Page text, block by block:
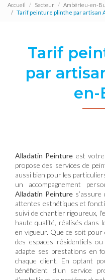
Accueil Secteur
Ambérieu-en-
Tarif peinture plinthe par artisan
Tarif
par
en-
Alladatin Peinture est votre
propose des services de
aussi bien pour les
un accompagnement
Alladatin Peintures’assure
attentes esthétiques et
suivi de chantier rigoureux,
haute qualité, réalisés dans
en vigueur. Que ce soit
des espaces résidentiels ou
adapte ses prestations en
chaque client. En optant
bénéficient d'un service